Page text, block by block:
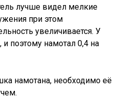
лучше видел мелкие
при этом
увеличивается. У
поэтому намотал 0,4 на
намотана, необходимо её